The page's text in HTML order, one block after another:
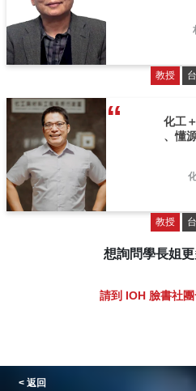
教授
化工
、懂
教授
想詢問學長姐
請到 IOH 臉書社
< 返回